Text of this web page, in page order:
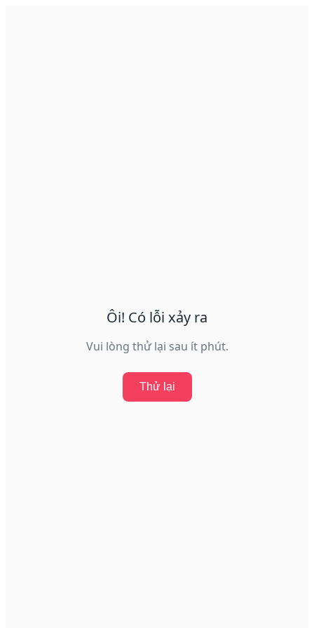
Ôi! Có lỗi xảy ra
Vui lòng thử lại sau ít phút.
Thử lại